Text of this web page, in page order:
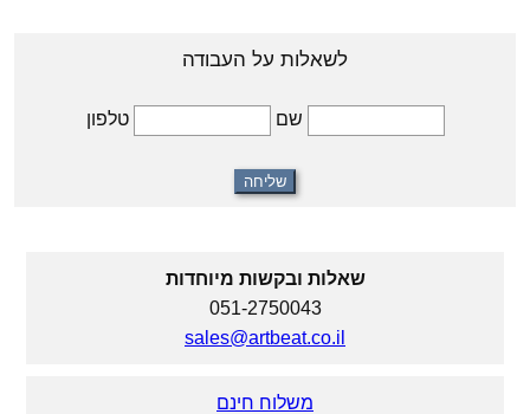
לשאלות על העבודה
שם
שאלות ובקשות מיוחדות
051-2750043
sales@artbeat.co.il
משלוח חינם